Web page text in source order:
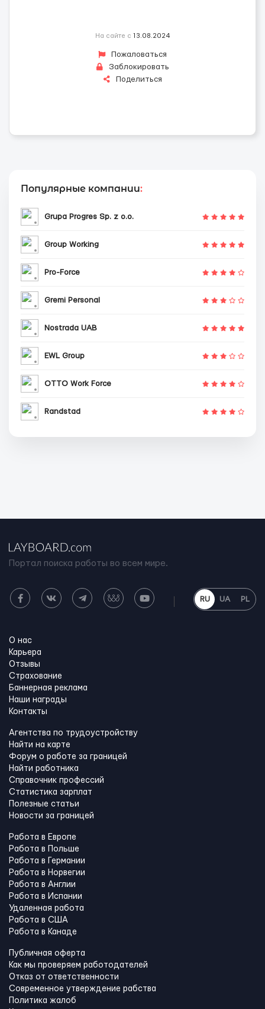
На сайте с 13.08.2024
Пожаловаться
Заблокировать
Поделиться
Популярные компании:
Grupa Progres Sp. z o.o.
Group Working
Pro-Force
Gremi Personal
Nostrada UAB
EWL Group
OTTO Work Force
Randstad
Портал поиска работы во всем мире.
RU UA PL
О нас
Карьера
Отзывы
Страхование
Баннерная реклама
Наши награды
Контакты
Агентства по трудоустройству
Найти на карте
Форум о работе за границей
Найти работника
Справочник профессий
Статистика зарплат
Полезные статьи
Новости за границей
Работа в Европе
Работа в Польше
Работа в Германии
Работа в Норвегии
Работа в Англии
Работа в Испании
Удаленная работа
Работа в США
Работа в Канадe
Публичная оферта
Как мы проверяем работодателей
Отказ от ответственности
Современное утверждение рабства
Политика жалоб